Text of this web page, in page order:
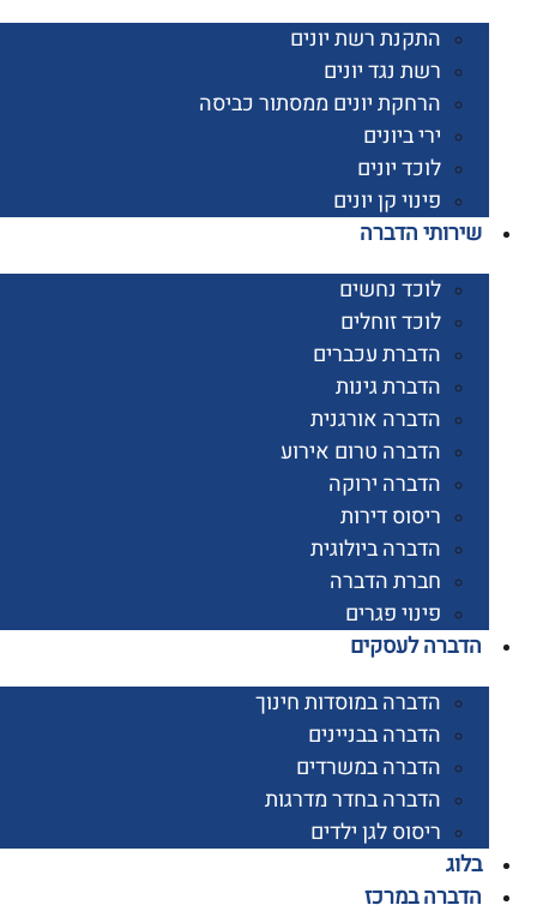
התקנת רשת יונים
רשת נגד יונים
הרחקת יונים ממסתור כביסה
ירי ביונים
לוכד יונים
פינוי קן יונים
הדברה
לוכד נחשים
לוכד זוחלים
הדברת עכברים
הדברת גינות
הדברה אורגנית
הדברה טרום אירוע
הדברה ירוקה
ריסוס דירות
הדברה ביולוגית
חברת הדברה
פינוי פגרים
לעסקים
הדברה במוסדות חינוך
הדברה בבניינים
הדברה במשרדים
הדברה בחדר מדרגות
ריסוס לגן ילדים
במרכז